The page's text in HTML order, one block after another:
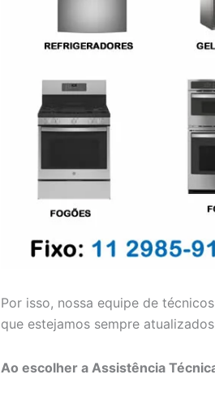
Por isso, nossa equipe de
que estejamos sempre
Ao escolher a Assistência